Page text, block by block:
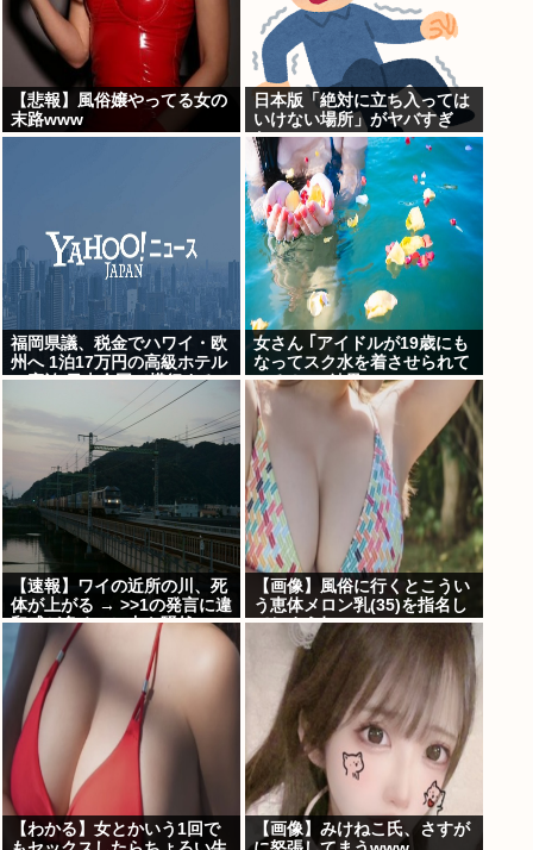
【悲報】風俗嬢やってる女の
末路www
日本版「絶対に立ち入っては
いけない場所」がヤバすぎ
た…
福岡県議、税金でハワイ・欧
州へ 1泊17万円の高級ホテル
に宿泊 日本全国で横行する
「海外視察」という名の公費
女さん ｢アイドルが19歳にも
なってスク水を着させられて
いる！｣⇒結果ｗｗｗ
【速報】ワイの近所の川、死
体が上がる → >>1の発言に違
和感が多くスレ内も騒然
⇒・・！！！
【画像】風俗に行くとこうい
う恵体メロン乳(35)を指名し
てしまう奴www
【わかる】女とかいう1回で
【画像】みけねこ氏、さすが